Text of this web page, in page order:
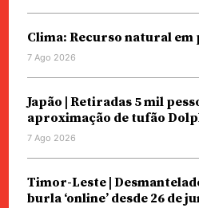
Clima: Recurso natural em
7 Ago 2026
Japão | Retiradas 5 mil
aproximação de tufão
7 Ago 2026
Timor-Leste |
burla ‘online’ desde 26 de